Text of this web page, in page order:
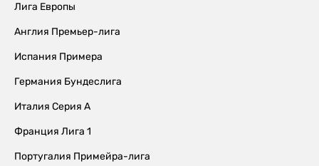
Лига Европы
Англия Премьер-лига
Испания Примера
Германия Бундеслига
Италия Серия А
Франция Лига 1
Португалия Примейра-лига